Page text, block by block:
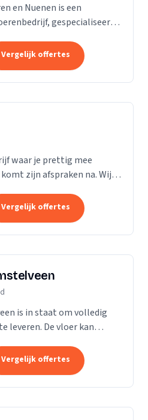
en Nuenen is een
gespecialiseerd
de renovatie van
Vergelijk offertes
waar je prettig mee
zijn afspraken na. Wij
Vergelijk offertes
is in staat om volledig
leveren. De vloer kan
afmeting of uitstraling.
Vergelijk offertes